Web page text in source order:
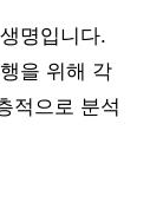
명입니다.
을 위해 각
적으로 분석